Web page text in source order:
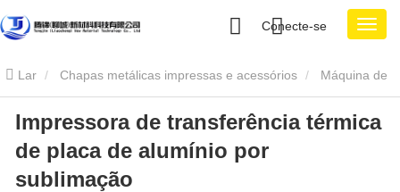
Conecte-se
Lar Chapas metálicas impressas e acessórios Máquina de
transferência de calor Impressora de transferência térmica de
placa de alumínio por sublimação
Impressora de transferência térmica
de placa de alumínio por
sublimação